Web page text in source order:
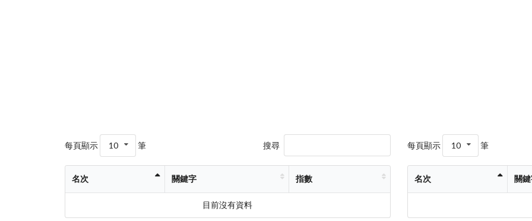
每頁顯示 10 筆 搜尋
名次 關鍵字 指數
目前沒有資料
每頁顯示 10 筆
名次 關